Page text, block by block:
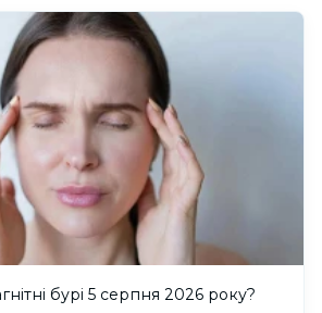
бурі 5 серпня 2026 року?